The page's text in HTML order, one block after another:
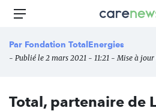
Aller
principal
Carenews,
média
des
Menu
Par Fondation TotalEnergies
- Publié le 2 mars 2021 - 11:21 - Mise à jour
Total, partenaire de